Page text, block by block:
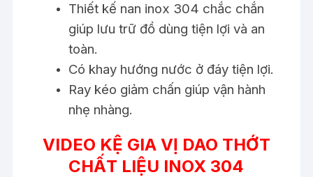
Thiết kế nan inox 304 chắc chắn
giúp lưu trữ đồ dùng tiện lợi và an
toàn.
Có khay hướng nước ở đáy tiện lợi.
Ray kéo giảm chấn giúp vận hành
nhẹ nhàng.
VIDEO KỆ GIA VỊ DAO THỚT
CHẤT LIỆU INOX 304